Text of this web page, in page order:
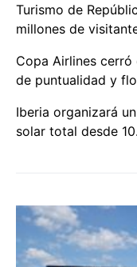
Turismo de
millones de
Copa Airlines
de puntualidad y
Iberia organizará
solar total desde